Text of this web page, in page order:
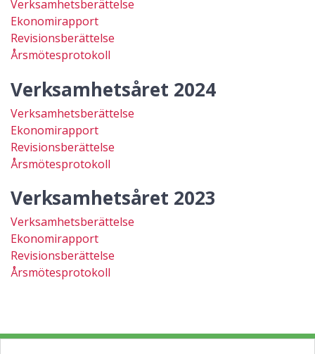
Verksamhetsberättelse
Ekonomirapport
Revisionsberättelse
Årsmötesprotokoll
Verksamhetsåret 2024
Verksamhetsberättelse
Ekonomirapport
Revisionsberättelse
Årsmötesprotokoll
Verksamhetsåret 2023
Verksamhetsberättelse
Ekonomirapport
Revisionsberättelse
Årsmötesprotokoll